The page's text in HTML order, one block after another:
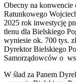
Obecny na
Ratunkowego
2025 rok inwestycję
tlenu dla Bielskiego
wyniesie ok. 700 tys.
Dyrektor Bielskiego
Samorządowców o
W ślad za Panem